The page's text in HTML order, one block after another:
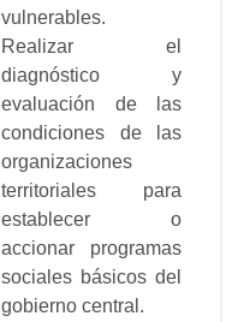
vulnerables.
Realizar el
diagnóstico y
evaluación de las
condiciones de las
organizaciones
territoriales para
establecer o
accionar programas
sociales básicos del
gobierno central.